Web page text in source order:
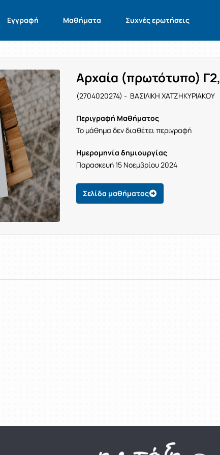
Εγγραφή Μαθήματα Συχνές ερωτήσεις
Αρχαία (πρωτότυπο) Γ2,
(2704020274) - ΒΑΣΙΛΙΚΗ ΧΑΤΖΗΚΥΡΙΑΚΟΥ
Περιγραφή Μαθήματος
Το μάθημα δεν διαθέτει περιγραφή
Ημερομηνία δημιουργίας
Παρασκευή 15 Νοεμβρίου 2024
Σελίδα μαθήματος